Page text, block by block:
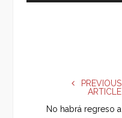
PREVIOUS
ARTICLE
No habrá regreso a